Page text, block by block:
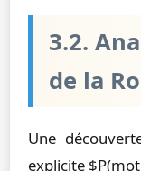
3.2.
de la
Une
explicite